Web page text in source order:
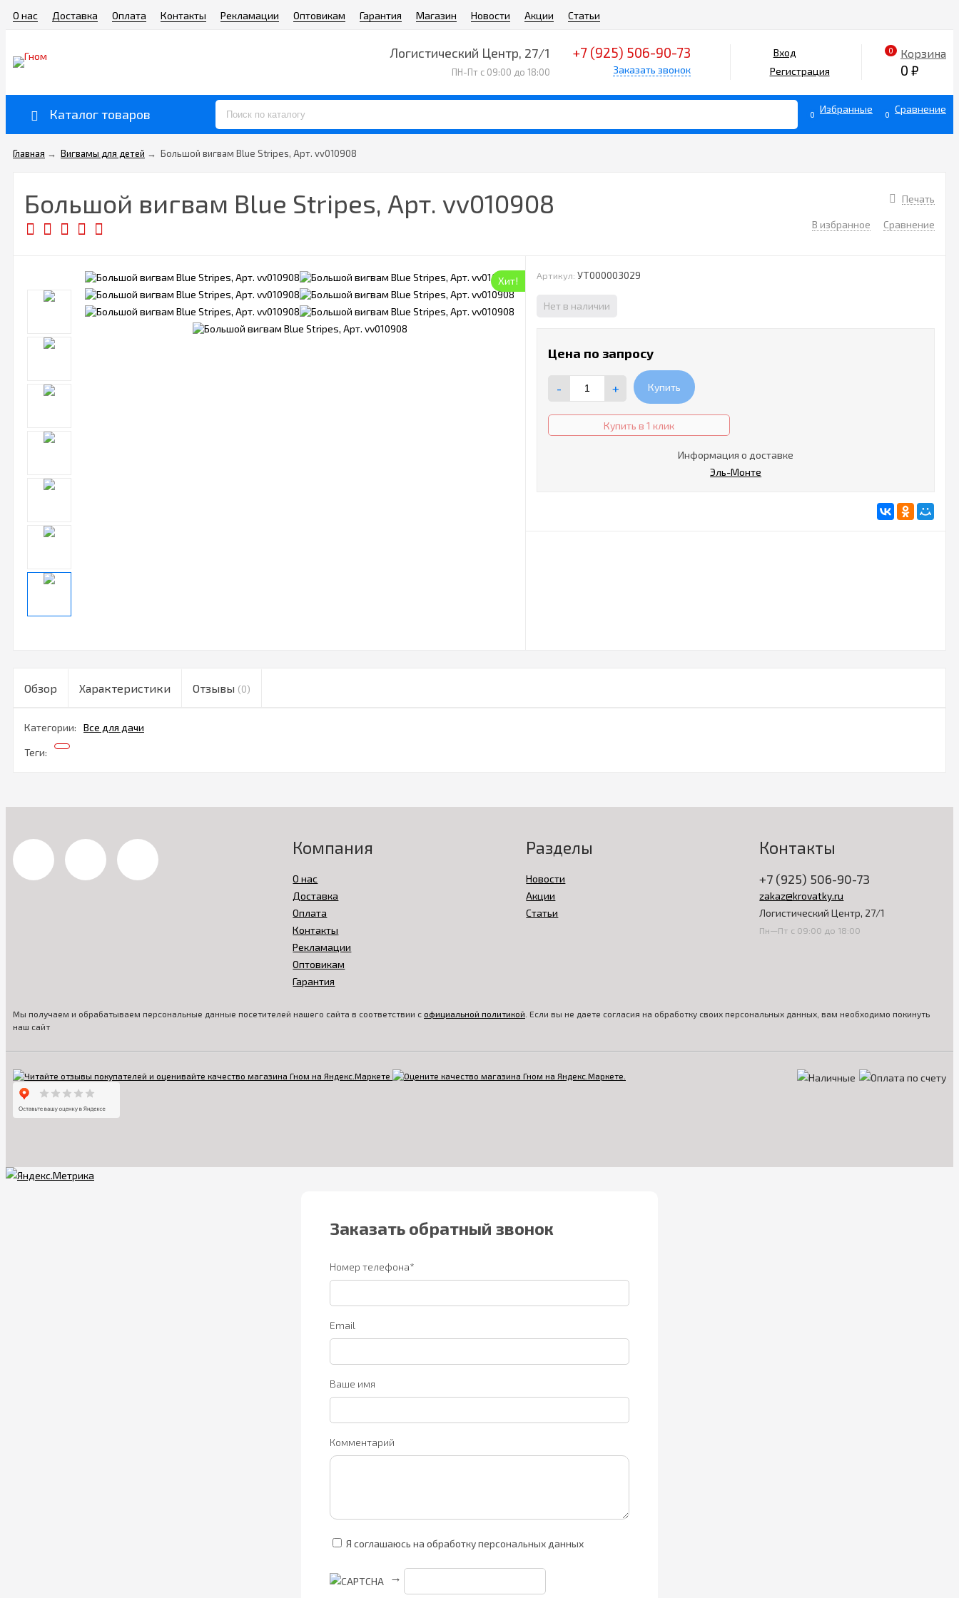
О нас Доставка Оплата Контакты Рекламации Оптовикам Гарантия Магазин Новости Акции Статьи
Логистический Центр, 27/1
ПН-Пт с 09:00 до 18:00
+7 (925) 506-90-73
Заказать звонок
Вход
Регистрация
0 Корзина
0 ₽
Каталог товаров 0 Избранные 0 Сравнение
Главная → Вигвамы для детей → Большой вигвам Blue Stripes, Арт. vv010908
Печать
Большой вигвам Blue Stripes, Арт. vv010908
В избранное Сравнение
Хит! Артикул: УТ000003029
Нет в наличии
Цена по запросу
- + Купить
Купить в 1 клик
Информация о доставке
Эль-Монте
Обзор Характеристики Отзывы (0)
Категории: Все для дачи
Теги:
Компания
О нас
Доставка
Оплата
Контакты
Рекламации
Оптовикам
Гарантия
Разделы
Новости
Акции
Статьи
Контакты
+7 (925) 506-90-73
zakaz@krovatky.ru
Логистический Центр, 27/1
Пн—Пт с 09:00 до 18:00
Мы получаем и обрабатываем персональные данные посетителей нашего сайта в соответствии с официальной политикой . Если вы не даете согласия на обработку своих персональных данных, вам необходимо покинуть
наш сайт
Заказать обратный звонок
Номер телефона*
Email
Ваше имя
Комментарий
Я соглашаюсь на обработку персональных данных
→